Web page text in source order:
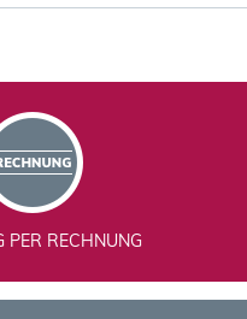
PER RECHNUNG